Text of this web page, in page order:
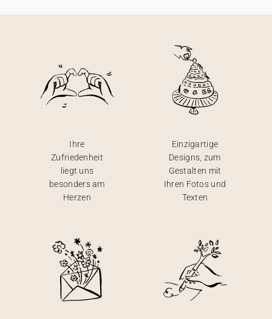
Ihre
Zufriedenheit
liegt uns
besonders am
Herzen
Einzigartige
Designs, zum
Gestalten mit
Ihren Fotos und
Texten